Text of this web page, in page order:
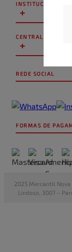
INSTITUCIONAL
+
CENTRAL DE
+
REDE SOCIAL
FORMAS DE
2025 Mercantil Nova
Lindoso, 3007 –